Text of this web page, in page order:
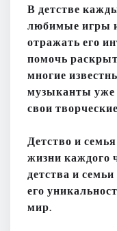
В детстве
любимые игры
отражать его
помочь
многие
музыканты уже
свои
Детство и
жизни каждого
детства и
его
мир.